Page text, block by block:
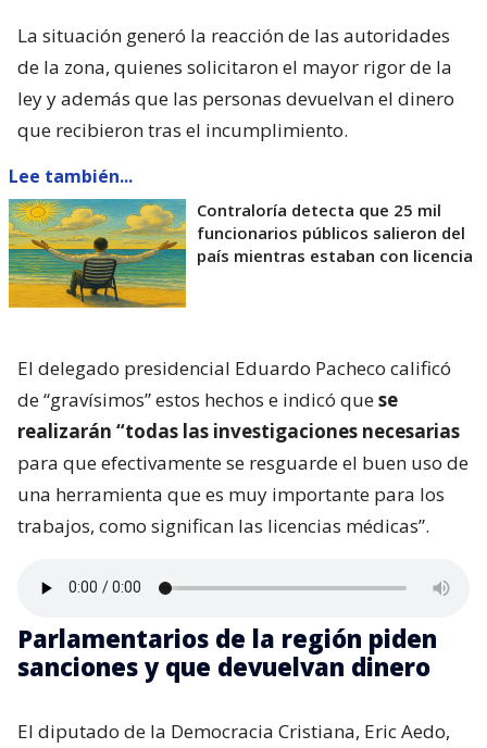
La situación generó la reacción de las autoridades
de la zona, quienes solicitaron el mayor rigor de la
ley y además que las personas devuelvan el dinero
que recibieron tras el incumplimiento.
Lee también...
Contraloría detecta que 25 mil
funcionarios públicos salieron del
país mientras estaban con licencia
El delegado presidencial Eduardo Pacheco calificó
de “gravísimos” estos hechos e indicó quese
realizarán “todas las investigaciones necesarias
para que efectivamente se resguarde el buen uso de
una herramienta que es muy importante para los
trabajos, como significan las licencias médicas”.
Parlamentarios de la región piden
sanciones y que devuelvan dinero
El diputado de la Democracia Cristiana, Eric Aedo,